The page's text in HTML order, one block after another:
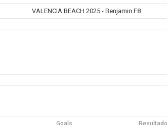
VALENCIA BEACH 2025 - Benjamin F8
Goals Resultado